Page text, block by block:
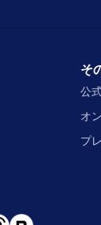
そ
公
オ
プ